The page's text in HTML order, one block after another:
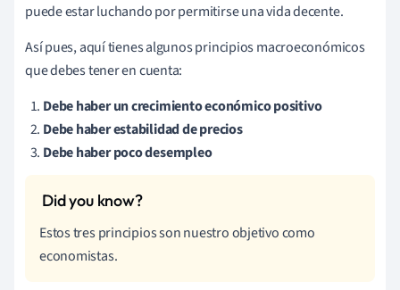
puede estar luchando por permitirse una vida decente.
Así pues, aquí tienes algunos principios macroeconómicos
que debes tener en cuenta:
Debe haber un crecimiento económico positivo
Debe haber estabilidad de precios
Debe haber poco desempleo
Estos tres principios son nuestro objetivo como
economistas.